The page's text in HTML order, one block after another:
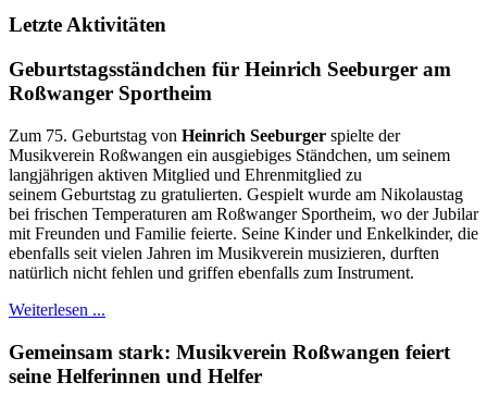
Letzte Aktivitäten
Geburtstagsständchen für Heinrich Seeburger am
Roßwanger Sportheim
Zum 75. Geburtstag von Heinrich Seeburger spielte der
Musikverein Roßwangen ein ausgiebiges Ständchen, um seinem
langjährigen aktiven Mitglied und Ehrenmitglied zu
seinem Geburtstag zu gratulierten. Gespielt wurde am Nikolaustag
bei frischen Temperaturen am Roßwanger Sportheim, wo der Jubilar
mit Freunden und Familie feierte. Seine Kinder und Enkelkinder, die
ebenfalls seit vielen Jahren im Musikverein musizieren, durften
natürlich nicht fehlen und griffen ebenfalls zum Instrument.
Weiterlesen ...
Gemeinsam stark: Musikverein Roßwangen feiert
seine Helferinnen und Helfer